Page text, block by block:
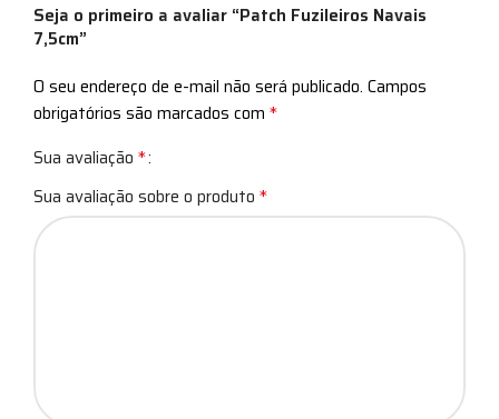
Seja o primeiro a avaliar “Patch Fuzileiros Navais
7,5cm”
O seu endereço de e-mail não será publicado. Campos
obrigatórios são marcados com *
Sua avaliação *
Sua avaliação sobre o produto *